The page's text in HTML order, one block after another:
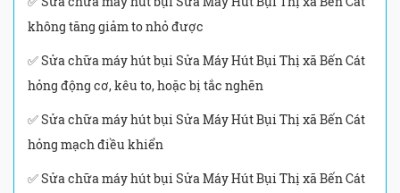
không tăng giảm to nhỏ được
✅ Sửa chữa máy hút bụi Sửa Máy Hút Bụi Thị xã Bến Cát
hỏng động cơ, kêu to, hoặc bị tắc nghẽn
✅ Sửa chữa máy hút bụi Sửa Máy Hút Bụi Thị xã Bến Cát
hỏng mạch điều khiển
✅ Sửa chữa máy hút bụi Sửa Máy Hút Bụi Thị xã Bến Cát